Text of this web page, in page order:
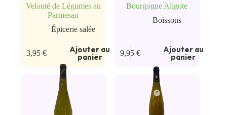
Velouté de Légumes au
Parmesan
Épicerie salée
3,95€ Ajouter au
panier
Bourgogne Aligote
Boissons
9,95€ Ajouter au
panier